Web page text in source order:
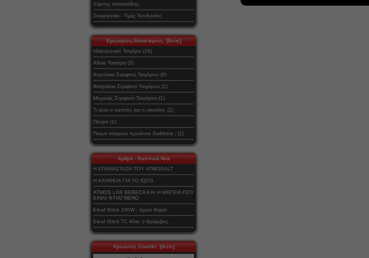
Χάρτης Ιστοσελίδας
Συνεργασία - Τιμές Χονδρικής
Ερωτήσεις-Απαντήσεις [δείτε]
Ηλεκτρονικό Τσιγάρο (16)
Αδεια Τσιγάρα (3)
Χαρτάκια Στριφτού Τσιγάρου (9)
Φιλτράκια Στριφτού Τσιγάρου (2)
Μηχανές Στριφτού Τσιγάρου (1)
Τι είναι ο καπνός και η νικοτίνη; (1)
Πούρα (1)
Ποιων εταιριών προϊόντα διαθέτετε ; (1)
Αρθρα - Καπνικά Νέα
Η ΕΠΑΝΑΣΤΑΣΗ ΤΟΥ ATMOSALT
Η ΑΛΗΘΕΙΑ ΓΙΑ ΤΟ IQOS
ATMOS LAB BEBECA ΚΑΙ Η ΜΑΓΕΙΑ ΠΟΥ
ΕΙΝΑΙ ΦΤΙΑΓΜΕΝΟ
Eleaf iStick 100W : άγριο θηρίο
Eleaf iStick TC 40w: ο θρίαμβος
Χρεώσεις Courier [δείτε]